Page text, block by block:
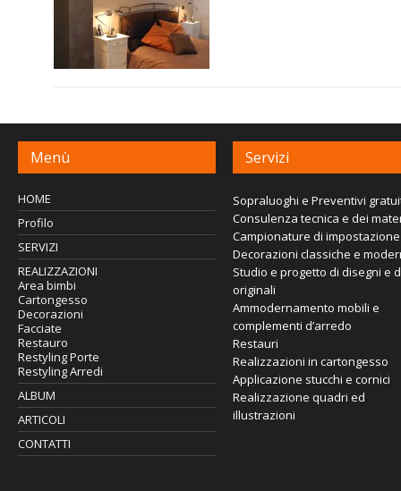
Menù
HOME
Profilo
SERVIZI
REALIZZAZIONI
Area bimbi
Cartongesso
Decorazioni
Facciate
Restauro
Restyling Porte
Restyling Arredi
ALBUM
ARTICOLI
CONTATTI
Servizi
Sopraluoghi e Preventivi
Consulenza tecnica e dei
Campionature di impostazione
Decorazioni classiche e
Studio e progetto di disegni e
originali
Ammodernamento mobili e
complementi d’arredo
Restauri
Realizzazioni in cartongesso
Applicazione stucchi e cornici
Realizzazione quadri ed
illustrazioni